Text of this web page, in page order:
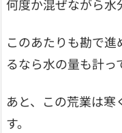
何度か混ぜながら水
このあたりも勘で
るなら水の量も計っ
あと、この荒業は寒
す。